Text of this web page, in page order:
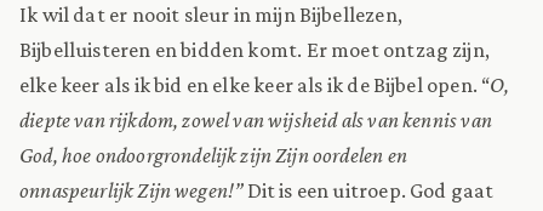
Ik wil dat er nooit sleur in mijn Bijbellezen,
Bijbelluisteren en bidden komt. Er moet ontzag zijn,
elke keer als ik bid en elke keer als ik de Bijbel open. “O,
diepte van rijkdom, zowel van wijsheid als van kennis van
God, hoe ondoorgrondelijk zijn Zijn oordelen en
onnaspeurlijk Zijn wegen!” Dit is een uitroep. God gaat